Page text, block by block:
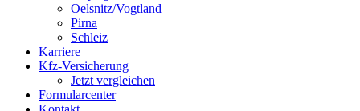
Oelsnitz/Vogtland
Pirna
Schleiz
Karriere
Kfz-Versicherung
Jetzt vergleichen
Formularcenter